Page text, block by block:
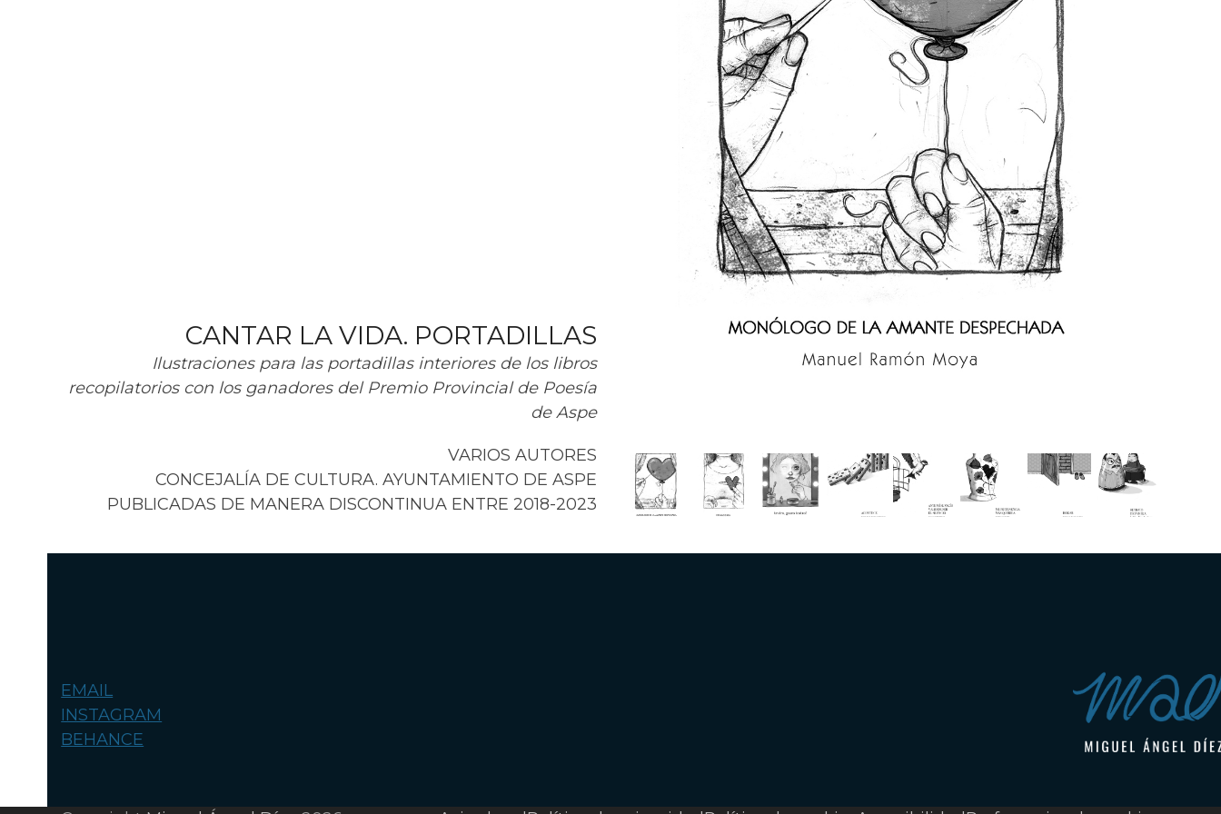
CANTAR LA VIDA. PORTADILLAS
Ilustraciones para las portadillas interiores de los libros
recopilatorios con los ganadores del Premio Provincial de Poesía
de Aspe
VARIOS AUTORES
CONCEJALÍA DE CULTURA. AYUNTAMIENTO DE ASPE
PUBLICADAS DE MANERA DISCONTINUA ENTRE 2018-2023
EMAIL
INSTAGRAM
BEHANCE